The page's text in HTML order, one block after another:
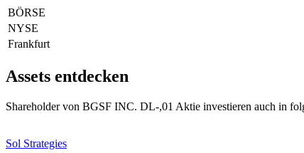
BÖRSE
NYSE
Frankfurt
Assets entdecken
Shareholder von BGSF INC. DL-,01 Aktie investieren auch in
Sol Strategies